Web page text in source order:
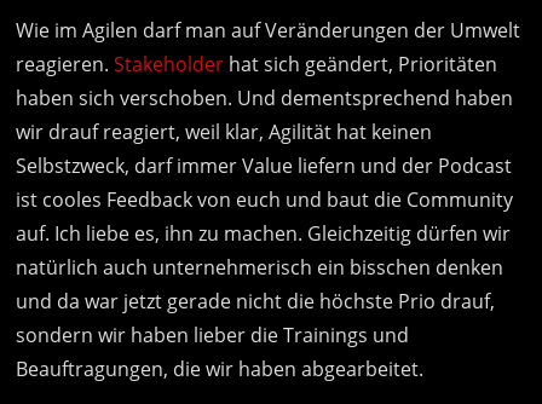
Wie im Agilen darf man auf Veränderungen der Umwelt
reagieren.Stakeholder hat sich geändert, Prioritäten
haben sich verschoben. Und dementsprechend haben
wir drauf reagiert, weil klar, Agilität hat keinen
Selbstzweck, darf immer Value liefern und der Podcast
ist cooles Feedback von euch und baut die Community
auf. Ich liebe es, ihn zu machen. Gleichzeitig dürfen wir
natürlich auch unternehmerisch ein bisschen denken
und da war jetzt gerade nicht die höchste Prio drauf,
sondern wir haben lieber die Trainings und
Beauftragungen, die wir haben abgearbeitet.